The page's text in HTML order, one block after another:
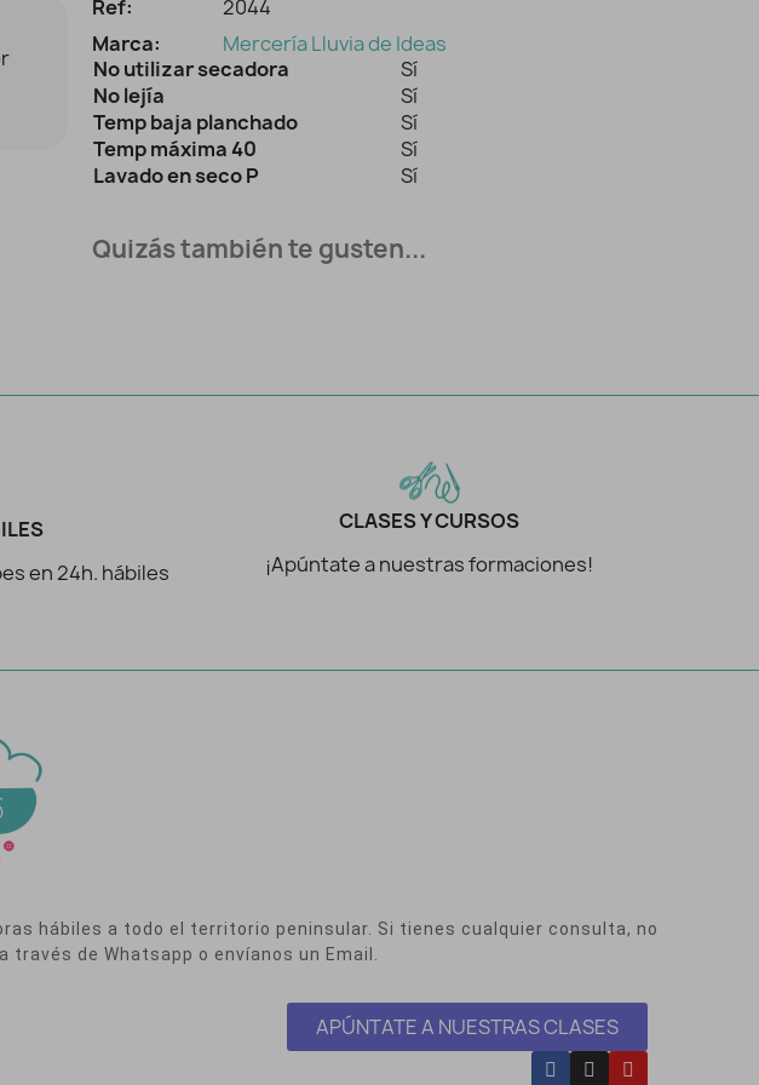
Ref:
2044
Marca:
Mercería Lluvia de Ideas
No utilizar secadora
Sí
No lejía
Sí
Temp baja planchado
Sí
Temp máxima 40
Sí
Lavado en seco P
Sí
Quizás también te gusten...
en 24h. hábiles
CLASES Y CURSOS
¡Apúntate a nuestras formaciones!
hábiles a todo el territorio peninsular. Si tienes cualquier consulta, no
de Whatsapp o envíanos un Email.
APÚNTATE A NUESTRAS CLASES